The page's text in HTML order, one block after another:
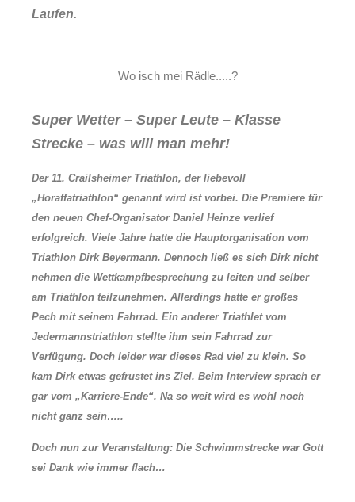
Laufen.
Wo isch mei Rädle.....?
Super Wetter – Super Leute – Klasse
Strecke – was will man mehr!
Der 11. Crailsheimer Triathlon, der liebevoll
„Horaffatriathlon“ genannt wird ist vorbei. Die Premiere für
den neuen Chef-Organisator Daniel Heinze verlief
erfolgreich. Viele Jahre hatte die Hauptorganisation vom
Triathlon Dirk Beyermann. Dennoch ließ es sich Dirk nicht
nehmen die Wettkampfbesprechung zu leiten und selber
am Triathlon teilzunehmen. Allerdings hatte er großes
Pech mit seinem Fahrrad. Ein anderer Triathlet vom
Jedermannstriathlon stellte ihm sein Fahrrad zur
Verfügung. Doch leider war dieses Rad viel zu klein. So
kam Dirk etwas gefrustet ins Ziel. Beim Interview sprach er
gar vom „Karriere-Ende“. Na so weit wird es wohl noch
nicht ganz sein…..
Doch nun zur Veranstaltung: Die Schwimmstrecke war Gott
sei Dank wie immer flach…